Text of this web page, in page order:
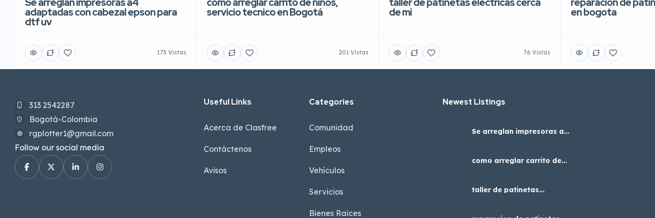
adaptadas con cabezal epson para
dtf uv
175 Vistas
servicio tecnico en Bogotá
201 Vistas
de mi
76 Vistas
en bogota
313 2542287
Bogotá-Colombia
rgplotter1@gmail.com
Follow our social media
Useful Links
Acerca de Clasfree
Contáctenos
Avisos
Categories
Comunidad
Empleos
Vehículos
Servicios
Bienes Raices
Newest Listings​
Se arreglan impresoras a4
como arreglar carrito de
taller de patinetas